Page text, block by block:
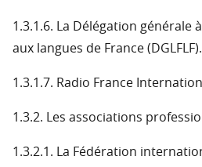
1.3.1.6. La Délégation générale
aux langues de France
1.3.1.7. Radio France
1.3.2. Les associations
1.3.2.1. La Fédération